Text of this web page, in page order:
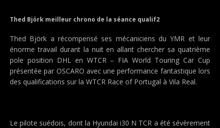
Thed Björk meilleur chrono de la séance qualif2
Thed Björk a récompensé ses mécaniciens du YMR et leur
énorme travail durant la nuit en allant chercher sa quatrième
pole position DHL en WTCR – FIA World Touring Car Cup
présentée par OSCARO avec une performance fantastique lors
des qualifications sur la WTCR Race of Portugal à Vila Real.
Le pilote suédois, dont la Hyundai i30 N TCR a été sévèrement